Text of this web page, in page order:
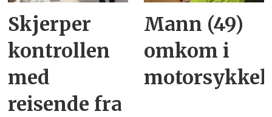
Skjerper
kontrollen
med
reisende fra
Mann (49)
omkom i